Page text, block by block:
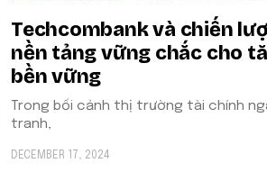
Techcombank và chiến
nền tảng vững chắc cho
bền vững
Trong bối cảnh thị trường tài chính
tranh,
DECEMBER 17, 2024